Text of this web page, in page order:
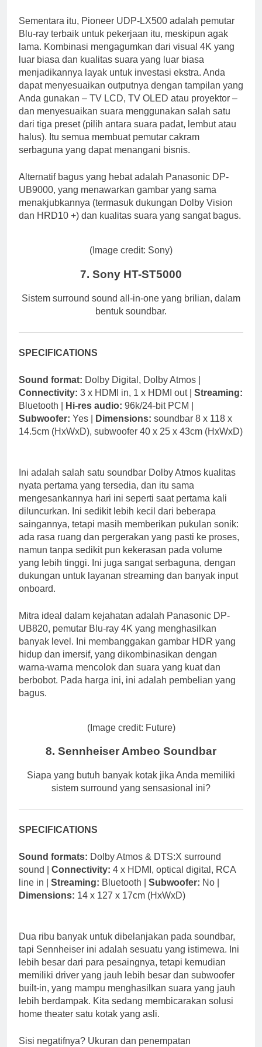
Sementara itu, Pioneer UDP-LX500 adalah pemutar
Blu-ray terbaik untuk pekerjaan itu, meskipun agak
lama. Kombinasi mengagumkan dari visual 4K yang
luar biasa dan kualitas suara yang luar biasa
menjadikannya layak untuk investasi ekstra. Anda
dapat menyesuaikan outputnya dengan tampilan yang
Anda gunakan – TV LCD, TV OLED atau proyektor –
dan menyesuaikan suara menggunakan salah satu
dari tiga preset (pilih antara suara padat, lembut atau
halus). Itu semua membuat pemutar cakram
serbaguna yang dapat menangani bisnis.
Alternatif bagus yang hebat adalah Panasonic DP-
UB9000, yang menawarkan gambar yang sama
menakjubkannya (termasuk dukungan Dolby Vision
dan HRD10 +) dan kualitas suara yang sangat bagus.
(Image credit: Sony)
7. Sony HT-ST5000
Sistem surround sound all-in-one yang brilian, dalam
bentuk soundbar.
SPECIFICATIONS
Sound format: Dolby Digital, Dolby Atmos |
Connectivity: 3 x HDMI in, 1 x HDMI out | Streaming:
Bluetooth |
Hi-res audio: 96k/24-bit PCM |
Subwoofer: Yes | Dimensions: soundbar 8 x 118 x
14.5cm (HxWxD), subwoofer 40 x 25 x 43cm (HxWxD)
Ini adalah salah satu soundbar Dolby Atmos kualitas
nyata pertama yang tersedia, dan itu sama
mengesankannya hari ini seperti saat pertama kali
diluncurkan. Ini sedikit lebih kecil dari beberapa
saingannya, tetapi masih memberikan pukulan sonik:
ada rasa ruang dan pergerakan yang pasti ke proses,
namun tanpa sedikit pun kekerasan pada volume
yang lebih tinggi. Ini juga sangat serbaguna, dengan
dukungan untuk layanan streaming dan banyak input
onboard.
Mitra ideal dalam kejahatan adalah Panasonic DP-
UB820, pemutar Blu-ray 4K yang menghasilkan
banyak level. Ini membanggakan gambar HDR yang
hidup dan imersif, yang dikombinasikan dengan
warna-warna mencolok dan suara yang kuat dan
berbobot. Pada harga ini, ini adalah pembelian yang
bagus.
(Image credit: Future)
8. Sennheiser Ambeo Soundbar
Siapa yang butuh banyak kotak jika Anda memiliki
sistem surround yang sensasional ini?
SPECIFICATIONS
Sound formats: Dolby Atmos & DTS:X surround
sound | Connectivity: 4 x HDMI, optical digital, RCA
line in | Streaming: Bluetooth | Subwoofer: No |
Dimensions: 14 x 127 x 17cm (HxWxD)
Dua ribu banyak untuk dibelanjakan pada soundbar,
tapi Sennheiser ini adalah sesuatu yang istimewa. Ini
lebih besar dari para pesaingnya, tetapi kemudian
memiliki driver yang jauh lebih besar dan subwoofer
built-in, yang mampu menghasilkan suara yang jauh
lebih berdampak. Kita sedang membicarakan solusi
home theater satu kotak yang asli.
Sisi negatifnya? Ukuran dan penempatan